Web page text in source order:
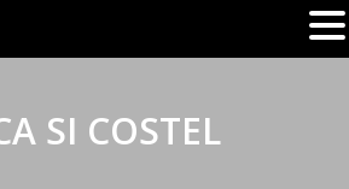
SI COSTEL